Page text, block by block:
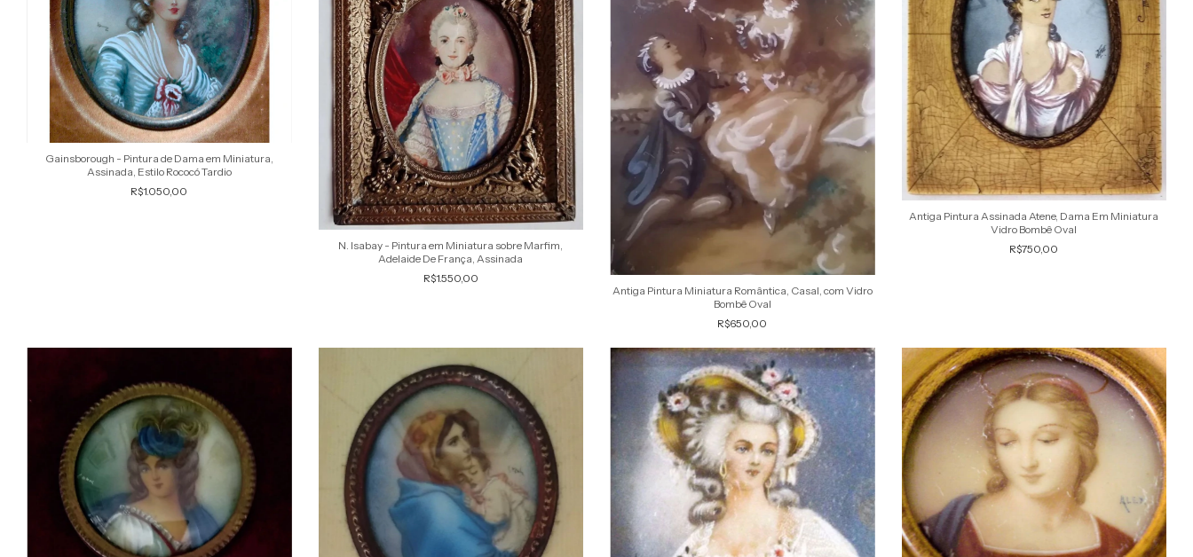
Gainsborough - Pintura de Dama em Miniatura,
Assinada, Estilo Rococó Tardio
R$1.050,00
N. Isabay - Pintura em Miniatura sobre Marfim,
Adelaide De França, Assinada
R$1.550,00
Antiga Pintura Miniatura Romântica, Casal, com Vidro
Bombê Oval
R$650,00
Antiga Pintura Assinada Atene, Dama Em Miniatura
Vidro Bombê Oval
R$750,00